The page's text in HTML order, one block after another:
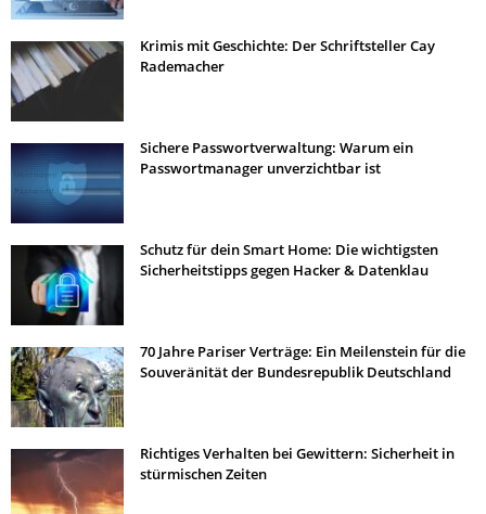
Krimis mit Geschichte: Der Schriftsteller Cay
Rademacher
Sichere Passwortverwaltung: Warum ein
Passwortmanager unverzichtbar ist
Schutz für dein Smart Home: Die wichtigsten
Sicherheitstipps gegen Hacker & Datenklau
70 Jahre Pariser Verträge: Ein Meilenstein für die
Souveränität der Bundesrepublik Deutschland
Richtiges Verhalten bei Gewittern: Sicherheit in
stürmischen Zeiten